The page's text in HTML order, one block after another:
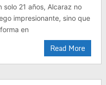
solo 21 años, Alcaraz no
impresionante, sino que
en
Read More